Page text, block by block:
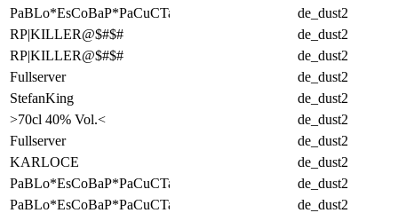
PaBLo*EsCoBaP*PaCuCTa
de_dust2
RP|KILLER@$#$#
de_dust2
RP|KILLER@$#$#
de_dust2
Fullserver
de_dust2
StefanKing
de_dust2
>70cl 40% Vol.<
de_dust2
Fullserver
de_dust2
KARLOCE
de_dust2
PaBLo*EsCoBaP*PaCuCTa
de_dust2
PaBLo*EsCoBaP*PaCuCTa
de_dust2